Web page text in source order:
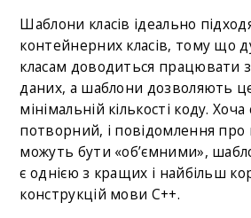
Шаблони класів ідеально
контейнерних класів, тому що
класам доводиться працювати
даних, а шаблони дозволяють
мінімальній кількості коду.
потворний, і повідомлення про
можуть бути «об’ємними»,
є однією з кращих і найбільш
конструкцій мови C++.